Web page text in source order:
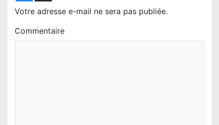
Votre adresse e-mail ne sera pas publiée.
Commentaire